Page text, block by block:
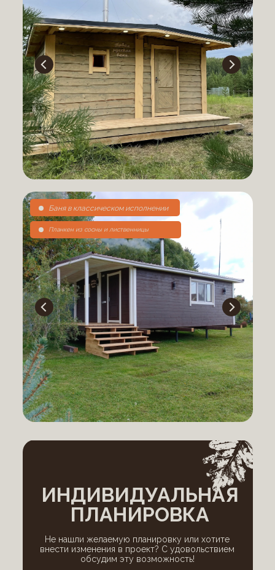
Планкен из сосны и лиственницы
Баня в классическом исполнении
ИНДИВИДУАЛЬНАЯ
ПЛАНИРОВКА
Не нашли желаемую планировку или хотите
внести изменения в проект? С удовольствием
обсудим эту возможность!